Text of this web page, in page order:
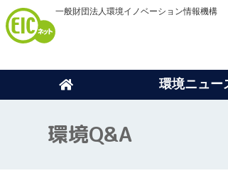
一般財団法人環境イノベーション情報機構
環境ニュー
環境Q&A